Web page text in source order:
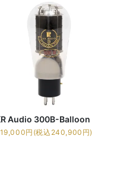
Audio 300B-Balloon
円(税込240,900円)